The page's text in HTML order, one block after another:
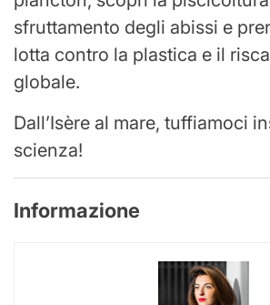
sfruttamento degli abissi e
lotta contro la plastica e il
globale.
Dall’Isère al mare, tuffiamoci
scienza!
Informazione